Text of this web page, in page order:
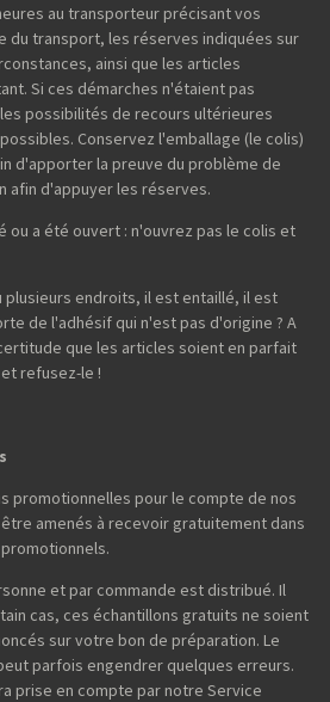
au transporteur précisant vos
du transport, les réserves indiquées sur
ainsi que les articles
Si ces démarches n'étaient pas
possibilités de recours ultérieures
Conservez l'emballage (le colis)
d'apporter la preuve du problème de
afin d'appuyer les réserves.
ou a été ouvert : n'ouvrez pas le colis et
plusieurs endroits, il est entaillé, il est
de l'adhésif qui n'est pas d'origine ? A
que les articles soient en parfait
refusez-le !
promotionnelles pour le compte de nos
amenés à recevoir gratuitement dans
et par commande est distribué. Il
cas, ces échantillons gratuits ne soient
sur votre bon de préparation. Le
parfois engendrer quelques erreurs.
prise en compte par notre Service